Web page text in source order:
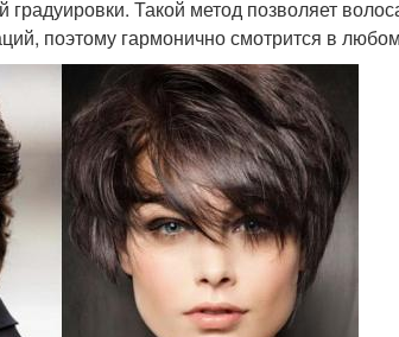
Такой метод позволяет
поэтому гармонично смотрится в